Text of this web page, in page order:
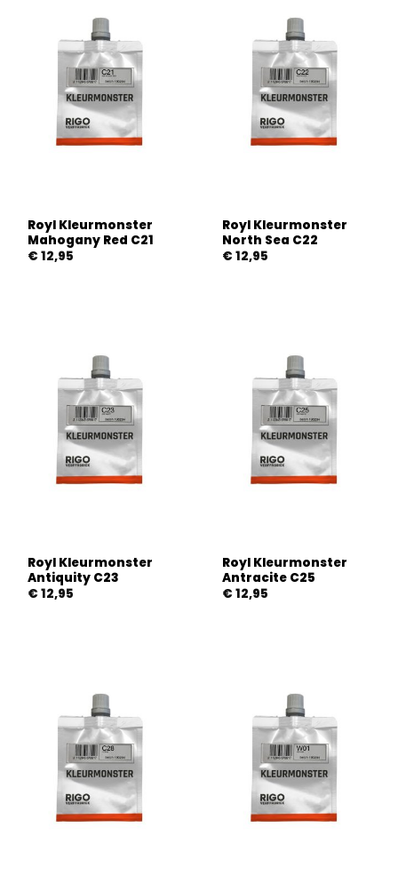
Royl Kleurmonster
Mahogany Red C21
€ 12,95
Royl Kleurmonster
North Sea C22
€ 12,95
Royl Kleurmonster
Antiquity C23
€ 12,95
Royl Kleurmonster
Antracite C25
€ 12,95